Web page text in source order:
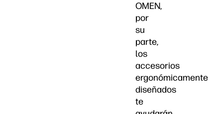
OMEN,
por
su
parte,
los
accesorios
ergonómicamente
diseñados
te